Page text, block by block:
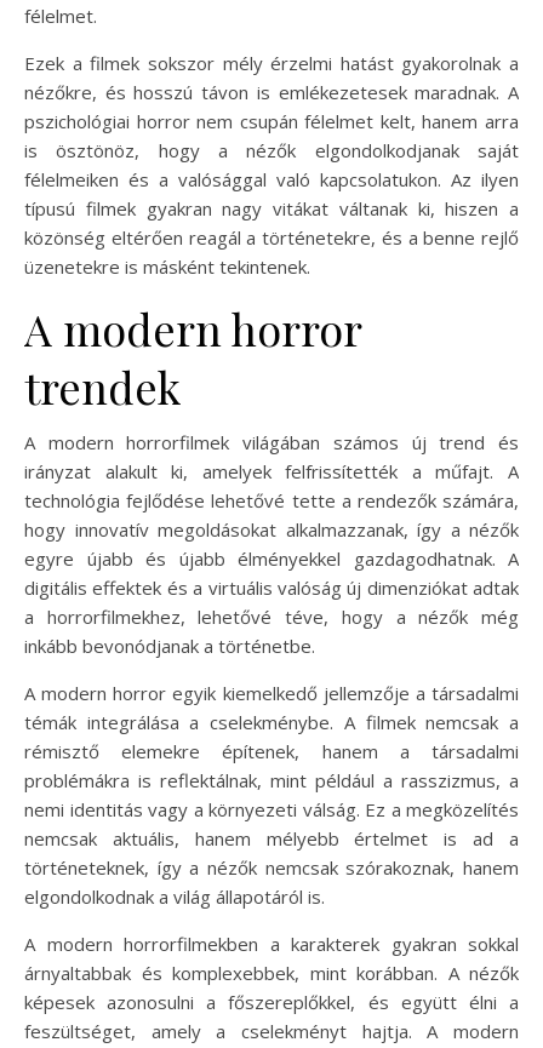
félelmet.
Ezek a filmek sokszor mély érzelmi hatást gyakorolnak a
nézőkre, és hosszú távon is emlékezetesek maradnak. A
pszichológiai horror nem csupán félelmet kelt, hanem arra
is ösztönöz, hogy a nézők elgondolkodjanak saját
félelmeiken és a valósággal való kapcsolatukon. Az ilyen
típusú filmek gyakran nagy vitákat váltanak ki, hiszen a
közönség eltérően reagál a történetekre, és a benne rejlő
üzenetekre is másként tekintenek.
A modern horror
trendek
A modern horrorfilmek világában számos új trend és
irányzat alakult ki, amelyek felfrissítették a műfajt. A
technológia fejlődése lehetővé tette a rendezők számára,
hogy innovatív megoldásokat alkalmazzanak, így a nézők
egyre újabb és újabb élményekkel gazdagodhatnak. A
digitális effektek és a virtuális valóság új dimenziókat adtak
a horrorfilmekhez, lehetővé téve, hogy a nézők még
inkább bevonódjanak a történetbe.
A modern horror egyik kiemelkedő jellemzője a társadalmi
témák integrálása a cselekménybe. A filmek nemcsak a
rémisztő elemekre építenek, hanem a társadalmi
problémákra is reflektálnak, mint például a rasszizmus, a
nemi identitás vagy a környezeti válság. Ez a megközelítés
nemcsak aktuális, hanem mélyebb értelmet is ad a
történeteknek, így a nézők nemcsak szórakoznak, hanem
elgondolkodnak a világ állapotáról is.
A modern horrorfilmekben a karakterek gyakran sokkal
árnyaltabbak és komplexebbek, mint korábban. A nézők
képesek azonosulni a főszereplőkkel, és együtt élni a
feszültséget, amely a cselekményt hajtja. A modern